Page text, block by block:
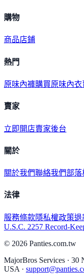
購物
商品店鋪
熱門
原味內褲購買原味內衣
賣家
立即開店賣家後台
關於
關於我們聯絡我們部落
法律
服務條款隱私權政策退
U.S.C. 2257 Record-
© 2026 Panties.com.tw
MajorBros Services · 30
USA ·